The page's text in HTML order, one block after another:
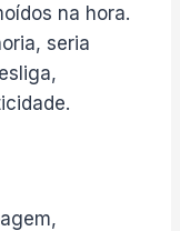
na hora.
seria